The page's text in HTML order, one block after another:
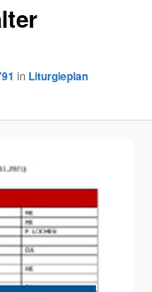
in Liturgieplan